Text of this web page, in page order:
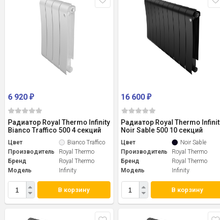
6 920 ₽
Радиатор Royal Thermo Infinity
Bianco Traffico 500 4 секций
Цвет
Bianco Traffico
Производитель
Royal Thermo
Бренд
Royal Thermo
Модель
Infinity
В корзину
16 600₽
Радиатор Royal Thermo
Noir Sable 500 10 секций
Цвет
Noir Sable
Производитель
Royal Thermo
Бренд
Royal Thermo
Модель
Infinity
В корзину